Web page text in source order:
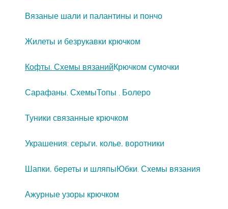
Вязаные шали и палантины и пончо
Жилеты и безрукавки крючком
Кофты. Схемы вязанийКрючком сумочки
Сарафаны. СхемыТопы . Болеро
Туники связанные крючком
Украшения: серьги, колье, воротники
Шапки, береты и шляпыЮбки. Схемы вязания
Ажурные узоры крючком